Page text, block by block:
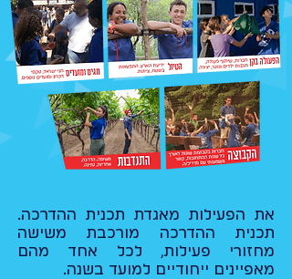
את הפעילות מאגדת תכנית ההדרכה.
תכנית ההדרכה מורכבת משישה
מחזורי פעילות, לכל אחד מהם
מאפיינים ייחודיים למועד בשנה.